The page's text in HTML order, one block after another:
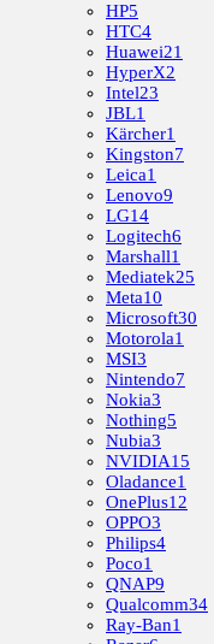
HP5
HTC4
Huawei21
HyperX2
Intel23
JBL1
Kärcher1
Kingston7
Leica1
Lenovo9
LG14
Logitech6
Marshall1
Mediatek25
Meta10
Microsoft30
Motorola1
MSI3
Nintendo7
Nokia3
Nothing5
Nubia3
NVIDIA15
Oladance1
OnePlus12
OPPO3
Philips4
Poco1
QNAP9
Qualcomm34
Ray-Ban1